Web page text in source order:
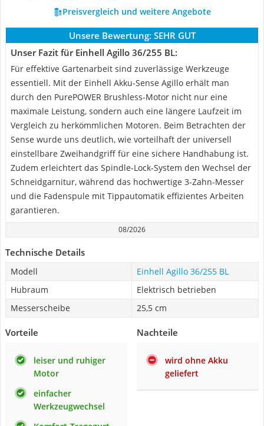
Preisvergleich und weitere Angebote
Unsere Bewertung: SEHR GUT
Unser Fazit für Einhell Agillo 36/255 BL:
Für effektive Gartenarbeit sind zuverlässige Werkzeuge
essentiell. Mit der Einhell Akku-Sense Agillo erhält man
durch den PurePOWER Brushless-Motor nicht nur eine
maximale Leistung, sondern auch eine längere Laufzeit im
Vergleich zu herkömmlichen Motoren. Beim Betrachten der
Sense wurde uns deutlich, wie vorteilhaft der universell
einstellbare Zweihandgriff für eine sichere Handhabung ist.
Zudem erleichtert das Spindle-Lock-System den Wechsel der
Schneidgarnitur, während das hochwertige 3-Zahn-Messer
und die Fadenspule mit Tippautomatik effizientes Arbeiten
garantieren.
08/2026
Technische Details
Modell
Einhell Agillo 36/255 BL
Hubraum
Elektrisch betrieben
Messerscheibe
25,5 cm
Vorteile
leiser und ruhiger
Motor
einfacher
Werkzeugwechsel
Nachteile
wird ohne Akku
geliefert